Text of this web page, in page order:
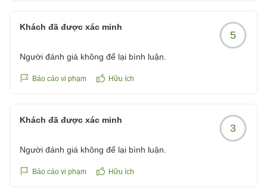
Khách đã được xác minh
5
Người đánh giá không để lại bình luận.
Báo cáo vi phạm Hữu ích
Khách đã được xác minh
3
Người đánh giá không để lại bình luận.
Báo cáo vi phạm Hữu ích